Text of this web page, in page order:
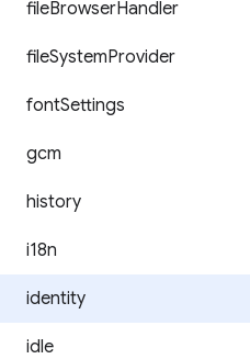
fileBrowserHandler
fileSystemProvider
fontSettings
gcm
history
i18n
identity
idle